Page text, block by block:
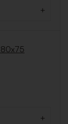
+
80x75
+